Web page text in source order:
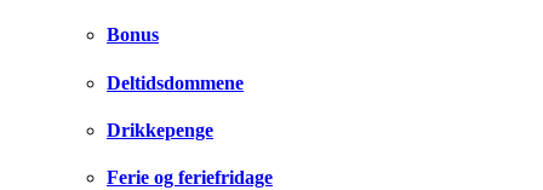
Bonus
Deltidsdommene
Drikkepenge
Ferie og feriefridage